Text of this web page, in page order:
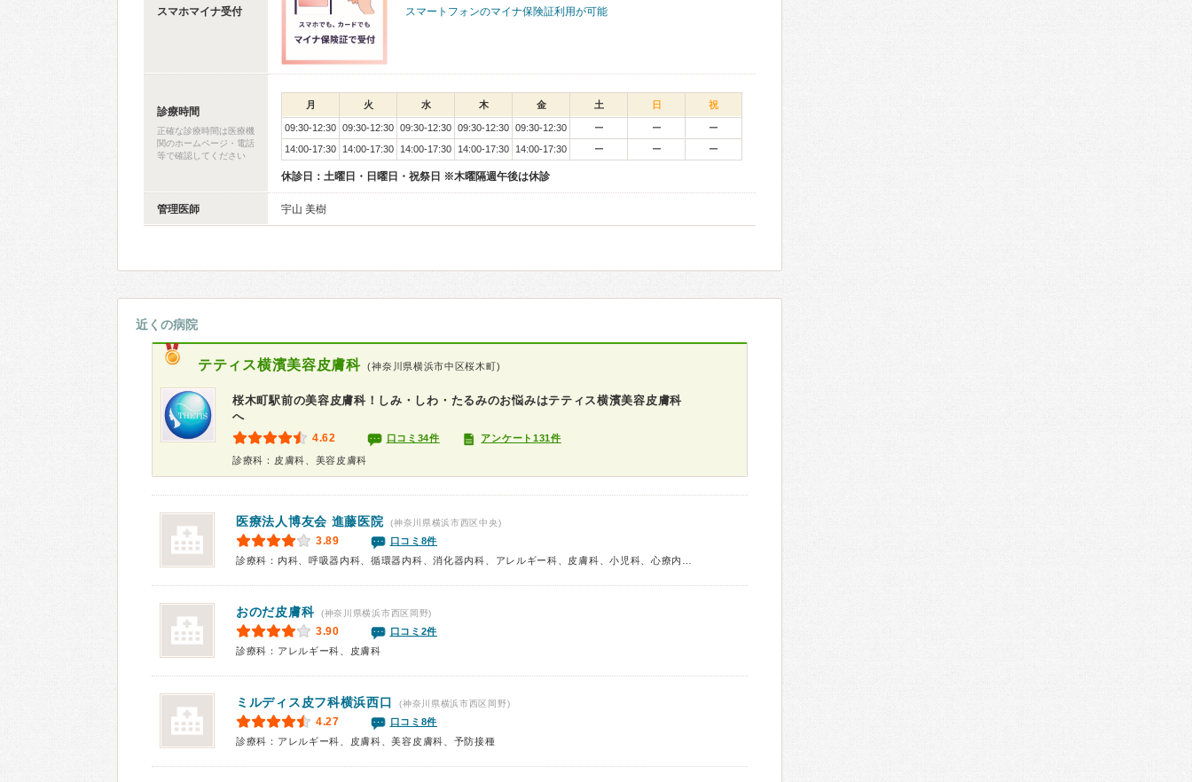
スマホマイナ受付 スマートフォンのマイナ保険証利用が可能
診療時間
正確な診療時間は医療機
関のホームページ・電話
等で確認してください
月 火 水 木 金 土 日 祝
09:30-12:30 09:30-12:30 09:30-12:30 09:30-12:30 09:30-12:30 ー ー
ー
14:00-17:30
14:00-17:30 14:00-17:30 14:00-17:30 14:00-17:30 ー ー ー
休診日：土曜日・日曜日・祝祭日 ※木曜隔週午後は休診
管理医師 宇山 美樹
近くの病院
テティス横濱美容皮膚科 (神奈川県横浜市中区桜木町)
桜木町駅前の美容皮膚科！しみ・しわ・たるみのお悩みはテティス横濱美容皮膚科
へ
4.62 口コミ34件 アンケート131件
診療科：皮膚科、美容皮膚科
医療法人博友会 進藤医院 (神奈川県横浜市西区中央)
3.89
口コミ8件
おのだ皮膚科 (神奈川県横浜市西区岡野)
3.90
口コミ2件
診療科：アレルギー科、皮膚科
ミルディス皮フ科横浜西口 (神奈川県横浜市西区岡野)
4.27
口コミ8件
診療科：アレルギー科、皮膚科、美容皮膚科、予防接種